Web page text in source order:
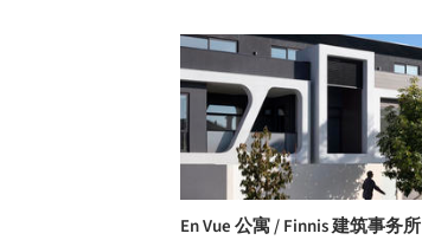
En Vue 公寓 / Finnis 建筑事务所